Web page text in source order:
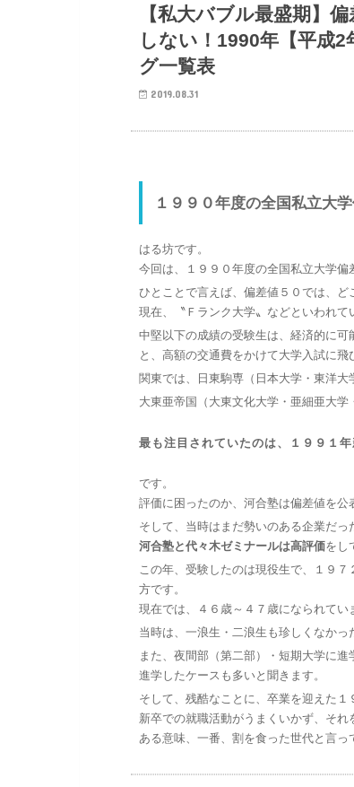
【私大バブル最盛期】
しない！1990年【平成
グ一覧表
2019.08.31
１９９０年度の全国私立大
はる坊です。
今回は、１９９０年度の全国私立大学偏
ひとことで言えば、偏差値５０では、ど
現在、〝Ｆランク大学〟などといわれて
中堅以下の成績の受験生は、経済的に
と、高額の交通費をかけて大学入試に飛
関東では、日東駒専（日本大学・東洋大
大東亜帝国（大東文化大学・亜細亜大学
最も注目されていたのは、１９９１
です。
評価に困ったのか、河合塾は偏差値を公
そして、当時はまだ勢いのある企業だ
河合塾と代々木ゼミナールは高評価をし
この年、受験したのは現役生で、１９
方です。
現在では、４６歳～４７歳になられてい
当時は、一浪生・二浪生も珍しくなかっ
また、夜間部（第二部）・短期大学に
進学したケースも多いと聞きます。
そして、残酷なことに、卒業を迎えた１
新卒での就職活動がうまくいかず、それ
ある意味、一番、割を食った世代と言っ